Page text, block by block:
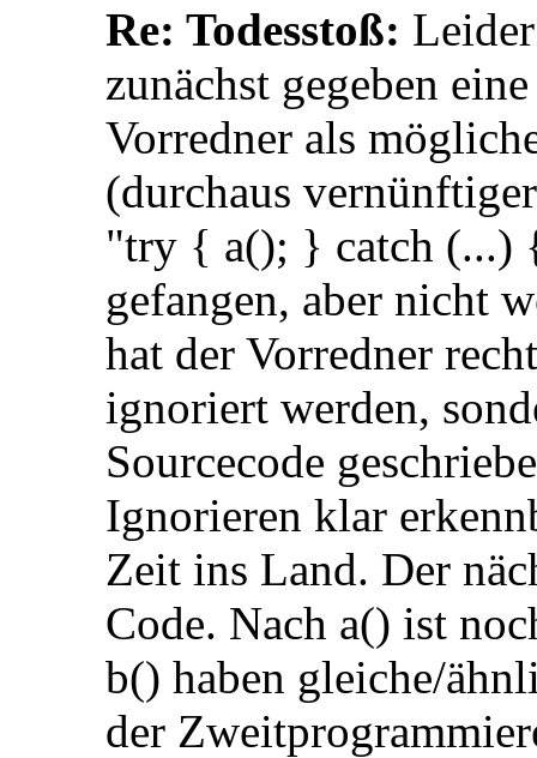
Re: Todesstoß:
zunächst gegeben
Vorredner als
(durchaus
"try { a(); } catch (...)
gefangen, aber nicht
hat der Vorredner
ignoriert werden,
Sourcecode
Ignorieren klar
Zeit ins Land. Der
Code. Nach a() ist
b() haben gleiche/
der